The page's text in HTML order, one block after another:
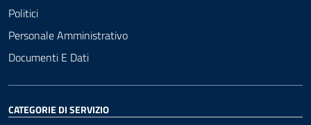
Politici
Personale Amministrativo
Documenti E Dati
CATEGORIE DI SERVIZIO